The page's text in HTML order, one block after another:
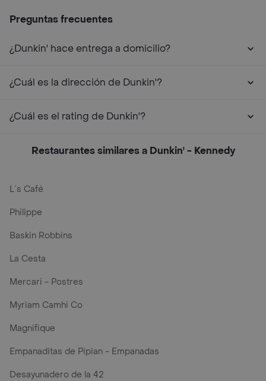
Preguntas frecuentes
¿Dunkin' hace entrega a domicilio?
¿Cuál es la dirección de Dunkin'?
¿Cuál es el rating de Dunkin'?
Restaurantes similares a Dunkin' - Kennedy
L´s Café
Philippe
Baskin Robbins
La Cesta
Mercari - Postres
Myriam Camhi Co
Magnifique
Empanaditas de Pipian - Empanadas
Desayunadero de la 42